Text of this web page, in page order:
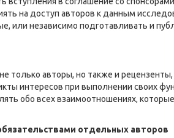
на доступ авторов к данным
или независимо подготавливать и
только авторы, но также и
интересов при выполнении своих
обо всех взаимоотношениях,
отдельных авторов